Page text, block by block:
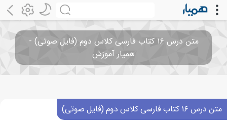
متن درس ۱۶ کتاب فارسی کلاس دوم (فایل صوتی) -
همیار آموزش
متن درس ۱۶ کتاب فارسی کلاس دوم (فایل صوتی)